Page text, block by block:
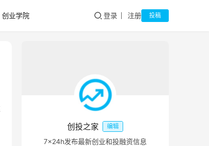
创业学院 登录 注册 投稿
创投之家 编辑
7×24h发布最新创业和投融资信息